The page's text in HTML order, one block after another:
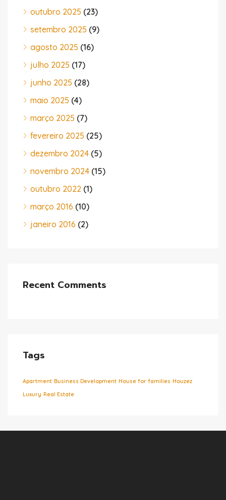
outubro 2025 (23)
setembro 2025 (9)
agosto 2025 (16)
julho 2025 (17)
junho 2025 (28)
maio 2025 (4)
março 2025 (7)
fevereiro 2025 (25)
dezembro 2024 (5)
novembro 2024 (15)
outubro 2022 (1)
março 2016 (10)
janeiro 2016 (2)
Recent Comments
Tags
Apartment Business Development House for families Houzez
Luxury Real Estate